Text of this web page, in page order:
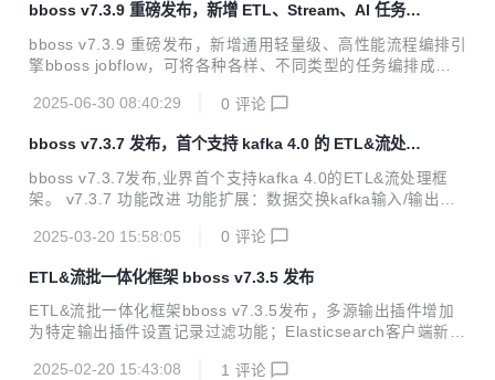
供了节点初始化方法的实现 工作流改进：完善工作流执行上下
文参数管理api，获取参数方法可以指定默认值 工作流改进：
完善并行分支barrier机制：增加自定义JobFlowCyclicBarrie
r，设置barrier超时时间，避免出现一直阻塞等待的可能性 文
件采集插件...
bboss v7.3.9 重磅发布，新增 ETL、Stream、AI 任务流
程编排引擎
bboss v7.3.9 重磅发布，新增通用轻量级、高性能流程编排引
擎bboss jobflow，可将各种各样、不同类型的任务编排成工
作业任务、业务办理任务、充值缴费任务以及大模型推理任务
oss jobflow，使用参考文档 https://esdoc.bbossgroups.co
m/#/jobworkflow 数据交换模块增加作业流程任务编排功能 基
础框架jdk 17+版本兼容性改进 引入amz s3协议，实现文件上
2025-06-30 08:40:29 0 评论
bboss v7.3.7 发布，首个支持 kafka 4.0 的 ETL&流处理
框架
bboss v7.3.7发布,业界首个支持kafka 4.0的ETL&流处理框
架。 v7.3.7 功能改进 功能扩展：数据交换kafka输入/输出插
4.0插件数据交换作业案例下载地址 https://gitee.com/bboss/
数据交换Serial任务执行时报TaskMetrics空指针问题 参考资
料 bboss ETL 工具使用集成指南 https://esdoc.bbossgroup
s.com/#/db-e...
2025-03-20 15:58:05 0 评论
ETL&流批一体化框架 bboss v7.3.5 发布
ETL&流批一体化框架bboss v7.3.5发布，多源输出插件增加
为特定输出插件设置记录过滤功能；Elasticsearch客户端新增
client和http微服务框架增加对Kerberos认证支持；支持基于K
2025-02-20 15:43:08 1 评论